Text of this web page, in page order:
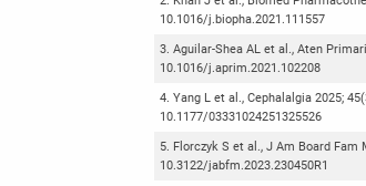
10.1016/j.biopha.2021.111557
Aguilar-Shea AL et al., Aten
10.1016/j.aprim.2021.102208
Yang L et al., Cephalalgia 2025;
10.1177/03331024251325526
Florczyk S et al., J Am Board Fam
10.3122/jabfm.2023.230450R1